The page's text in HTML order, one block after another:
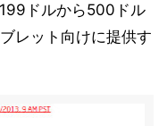
ドルから500ドル
レット向けに提供す